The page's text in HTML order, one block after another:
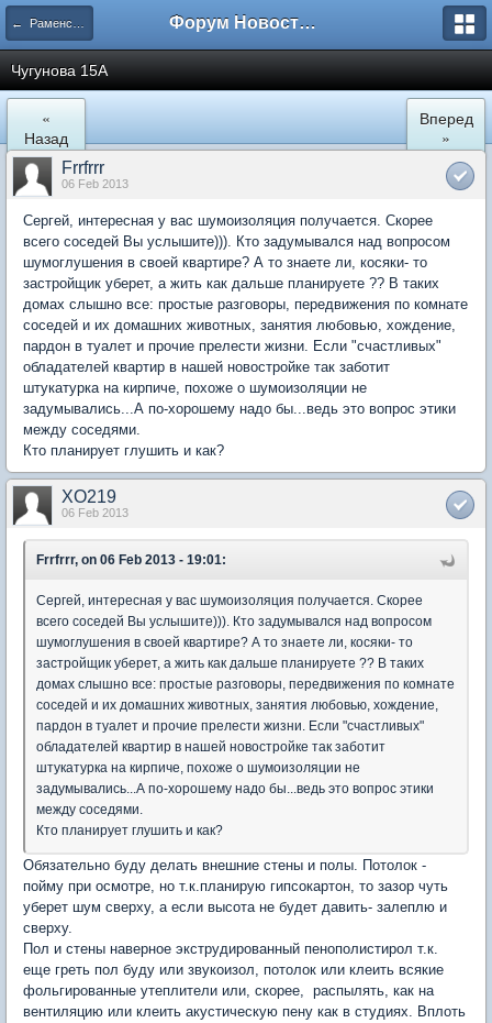
← Раменское Форум Новостройки
Чугунова 15А
«
Назад
Вперед
»
Frrfrrr
06 Feb 2013
Сергей, интересная у вас шумоизоляция получается. Скорее
всего соседей Вы услышите))). Кто задумывался над вопросом
шумоглушения в своей квартире? А то знаете ли, косяки- то
застройщик уберет, а жить как дальше планируете ?? В таких
домах слышно все: простые разговоры, передвижения по комнате
соседей и их домашних животных, занятия любовью, хождение,
пардон в туалет и прочие прелести жизни. Если "счастливых"
обладателей квартир в нашей новостройке так заботит
штукатурка на кирпиче, похоже о шумоизоляции не
задумывались...А по-хорошему надо бы...ведь это вопрос этики
между соседями.
Кто планирует глушить и как?
XO219
06 Feb 2013
Frrfrrr, on 06 Feb 2013 - 19:01:
Сергей, интересная у вас шумоизоляция получается. Скорее
всего соседей Вы услышите))). Кто задумывался над вопросом
шумоглушения в своей квартире? А то знаете ли, косяки- то
застройщик уберет, а жить как дальше планируете ?? В таких
домах слышно все: простые разговоры, передвижения по комнате
соседей и их домашних животных, занятия любовью, хождение,
пардон в туалет и прочие прелести жизни. Если "счастливых"
обладателей квартир в нашей новостройке так заботит
штукатурка на кирпиче, похоже о шумоизоляции не
задумывались...А по-хорошему надо бы...ведь это вопрос этики
между соседями.
Кто планирует глушить и как?
Обязательно буду делать внешние стены и полы. Потолок -
пойму при осмотре, но т.к.планирую гипсокартон, то зазор чуть
уберет шум сверху, а если высота не будет давить- залеплю и
сверху.
Пол и стены наверное экструдированный пенополистирол т.к.
еще греть пол буду или звукоизол, потолок или клеить всякие
фольгированные утеплители или, скорее, распылять, как на
вентиляцию или клеить акустическую пену как в студиях. Вплоть